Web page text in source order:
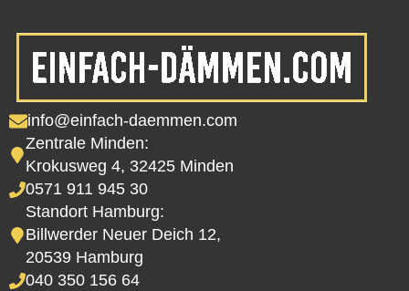
info@einfach-daemmen.com
Zentrale Minden:
Krokusweg 4, 32425 Minden
0571 911 945 30
Standort Hamburg:
Billwerder Neuer Deich 12,
20539 Hamburg
040 350 156 64